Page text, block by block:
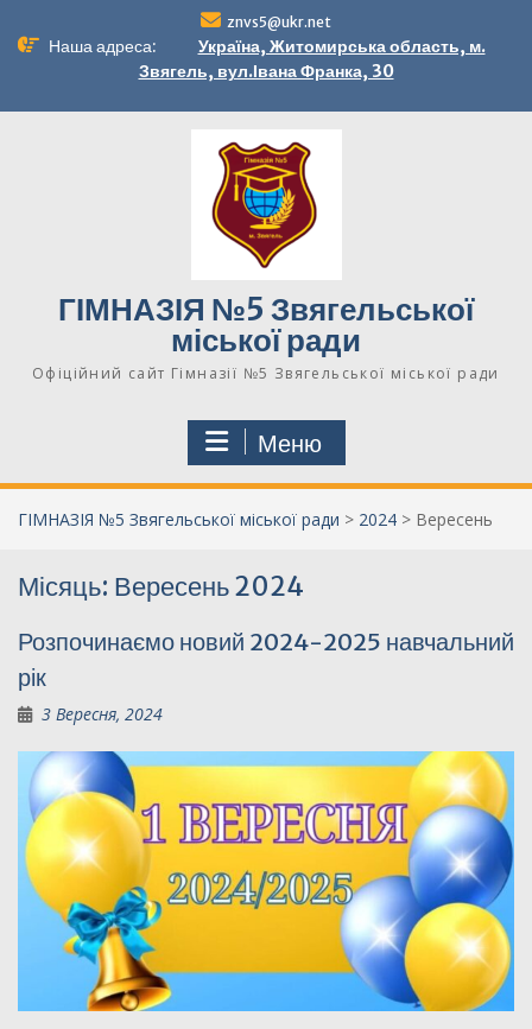
до
znvs5@ukr.net
Наша адреса:
Україна, Житомирська область, м.
Звягель, вул.Івана Франка, 30
ГІМНАЗІЯ №5 Звягельської
міської ради
Офіційний сайт Гімназії №5 Звягельської міської ради
Меню
ГІМНАЗІЯ №5 Звягельської міської ради > 2024 > Вересень
Місяць: Вересень 2024
Розпочинаємо новий 2024-2025 навчальний
рік
3 Вересня, 2024